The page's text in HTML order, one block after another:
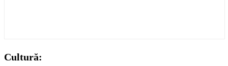
Cultură: